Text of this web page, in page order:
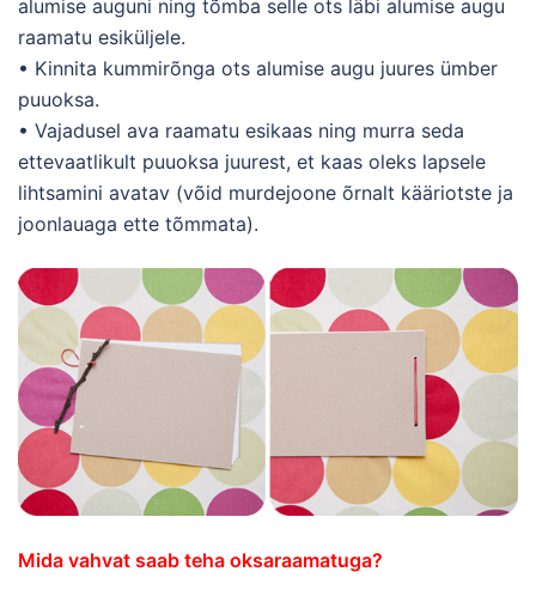
alumise auguni ning tõmba selle ots läbi alumise augu
raamatu esiküljele.
• Kinnita kummirõnga ots alumise augu juures ümber
puuoksa.
• Vajadusel ava raamatu esikaas ning murra seda
ettevaatlikult puuoksa juurest, et kaas oleks lapsele
lihtsamini avatav (võid murdejoone õrnalt kääriotste ja
joonlauaga ette tõmmata).
Mida vahvat saab teha oksaraamatuga?